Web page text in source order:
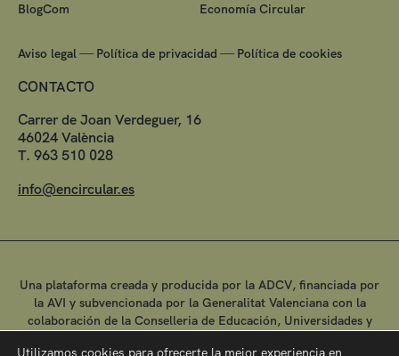
BlogCom
Economía Circular
Aviso legal— Política de privacidad — Política de cookies
CONTACTO
Carrer de Joan Verdeguer, 16
46024 València
T. 963 510 028
info@encircular.es
Una plataforma creada y producida por la ADCV, financiada por
la AVI y subvencionada por la Generalitat Valenciana con la
colaboración de la Conselleria de Educación, Universidades y
Utilizamos cookies para ofrecerte la mejor experiencia en